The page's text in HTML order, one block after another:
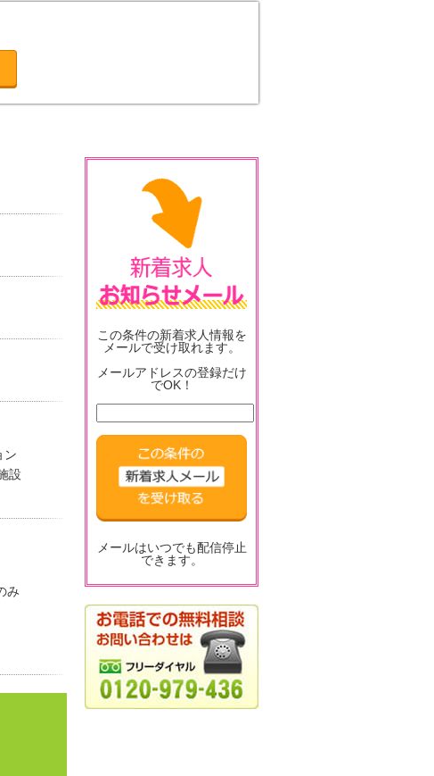
ン
設
み
この条件の新着求人情報を
メールで受け取れます。
メールアドレスの登録だけ
でOK！
メールはいつでも配信停止
できます。